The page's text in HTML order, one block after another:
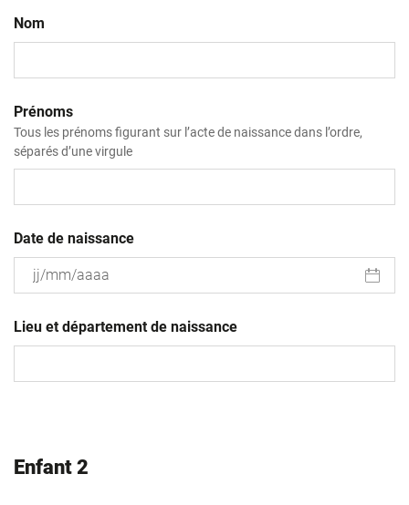
Nom
Prénoms
Tous les prénoms figurant sur l’acte de naissance dans l’ordre,
séparés d’une virgule
Date de naissance
slash
MM
Lieu et département de naissance
Enfant 2